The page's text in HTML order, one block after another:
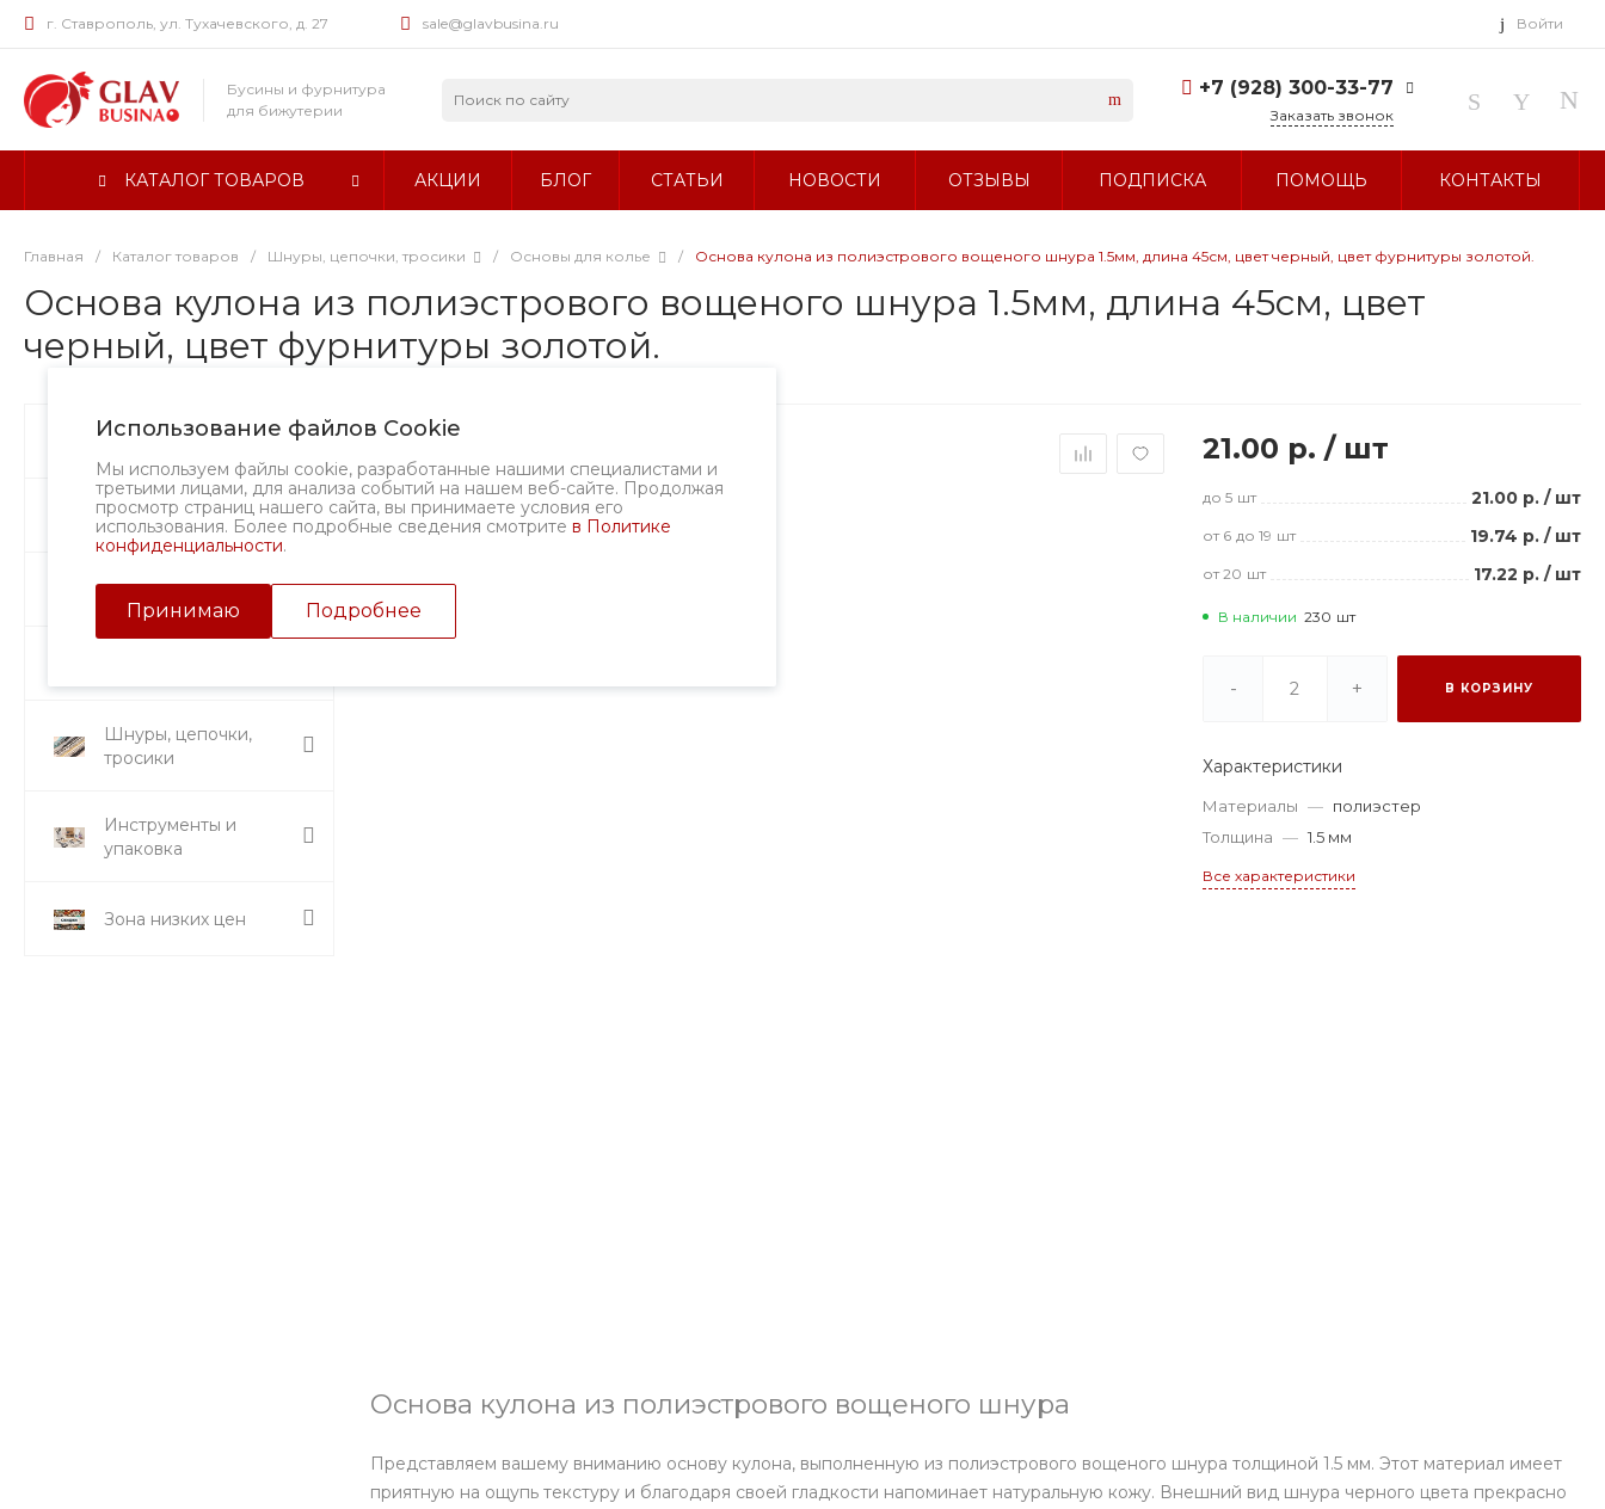
г. Ставрополь, ул. Тухачевского, д. 27 sale@glavbusina.ru Войти
Бусины и фурнитура
для бижутерии
+7 (928) 300-33-77
г. Ставрополь, ул.
sale@glavbusina.ru
Заказать звонок
КАТАЛОГ ТОВАРОВ АКЦИИ БЛОГ СТАТЬИ НОВОСТИ ОТЗЫВЫ ПОДПИСКА ПОМОЩЬ КОНТАКТЫ
Главная / Каталог товаров / Шнуры, цепочки, тросики / Основы для колье / Основа кулона из полиэстрового вощеного шнура 1.5мм, длина 45см, цвет черный, цвет фурнитуры золотой.
Основа кулона из полиэстрового вощеного шнура 1.5мм, длина 45см, цвет
черный, цвет фурнитуры золотой.
Использование файлов Cookie
Мы используем файлы cookie, разработанные нашими специалистами и
третьими лицами, для анализа событий на нашем веб-сайте. Продолжая
просмотр страниц нашего сайта, вы принимаете условия его
использования. Более подробные сведения смотрите в Политике
конфиденциальности.
Принимаю Подробнее
Бусины
Фурнитура
Подвески и кулоны
Шнуры, цепочки,
тросики
Инструменты и
упаковка
Зона низких цен
21.00 р./ шт
до 5 шт 21.00 р. / шт
от 6 до 19 шт 19.74 р. / шт
от 20 шт 17.22 р. / шт
В наличии 230 шт
- + В КОРЗИНУ
Характеристики
Материалы — полиэстер
Толщина — 1.5 мм
Все характеристики
Основа кулона из полиэстрового вощеного шнура
Представляем вашему вниманию основу кулона, выполненную из полиэстрового вощеного шнура толщиной 1.5 мм. Этот материал имеет
приятную на ощупь текстуру и благодаря своей гладкости напоминает натуральную кожу. Внешний вид шнура черного цвета прекрасно